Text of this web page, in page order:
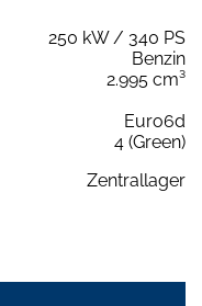
250 kW / 340 PS
Benzin
2.995 cm³
Euro6d
4 (Green)
Zentrallager